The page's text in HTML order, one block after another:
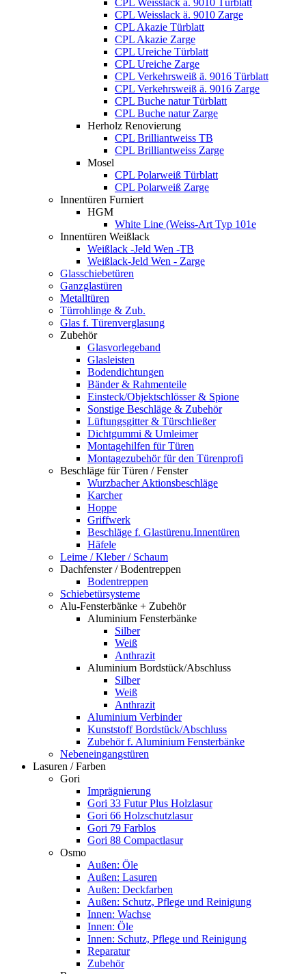
CPL Weisslack ä. 9010 Türblatt
CPL Weisslack ä. 9010 Zarge
CPL Akazie Türblatt
CPL Akazie Zarge
CPL Ureiche Türblatt
CPL Ureiche Zarge
CPL Verkehrsweiß ä. 9016 Türblatt
CPL Verkehrsweiß ä. 9016 Zarge
CPL Buche natur Türblatt
CPL Buche natur Zarge
Herholz Renovierung
CPL Brilliantweiss TB
CPL Brilliantweiss Zarge
Mosel
CPL Polarweiß Türblatt
CPL Polarweiß Zarge
Innentüren Furniert
HGM
White Line (Weiss-Art Typ 101e
Innentüren Weißlack
Weißlack -Jeld Wen -TB
Weißlack-Jeld Wen - Zarge
Glasschiebetüren
Ganzglastüren
Metalltüren
Türrohlinge & Zub.
Glas f. Türenverglasung
Zubehör
Glasvorlegeband
Glasleisten
Bodendichtungen
Bänder & Rahmenteile
Einsteck/Objektschlösser & Spione
Sonstige Beschläge & Zubehör
Lüftungsgitter & Türschließer
Dichtgummi & Umleimer
Montagehilfen für Türen
Montagezubehör für den Türenprofi
Beschläge für Türen / Fenster
Wurzbacher Aktionsbeschläge
Karcher
Hoppe
Griffwerk
Beschläge f. Glastürenu.Innentüren
Häfele
Leime / Kleber / Schaum
Dachfenster / Bodentreppen
Bodentreppen
Schiebetürsysteme
Alu-Fensterbänke + Zubehör
Aluminium Fensterbänke
Silber
Weiß
Anthrazit
Aluminium Bordstück/Abschluss
Silber
Weiß
Anthrazit
Aluminium Verbinder
Kunststoff Bordstück/Abschluss
Zubehör f. Aluminium Fensterbänke
Nebeneingangstüren
Lasuren / Farben
Gori
Imprägnierung
Gori 33 Futur Plus Holzlasur
Gori 66 Holzschutzlasur
Gori 79 Farblos
Gori 88 Compactlasur
Osmo
Außen: Öle
Außen: Lasuren
Außen: Deckfarben
Außen: Schutz, Pflege und Reinigung
Innen: Wachse
Innen: Öle
Innen: Schutz, Pflege und Reinigung
Reparatur
Zubehör